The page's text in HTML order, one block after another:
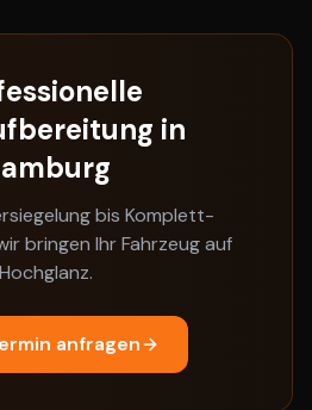
in
bis Komplett-
bringen Ihr Fahrzeug auf
Hochglanz.
anfragen